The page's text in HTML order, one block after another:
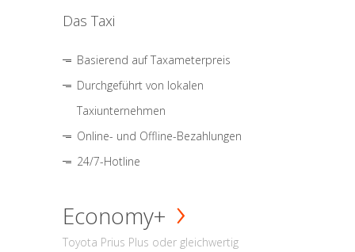
Das Taxi
Basierend auf Taxameterpreis
Durchgeführt von lokalen
Taxiunternehmen
Online- und Offline-Bezahlungen
24/7-Hotline
Economy+
Toyota Prius Plus oder gleichwertig